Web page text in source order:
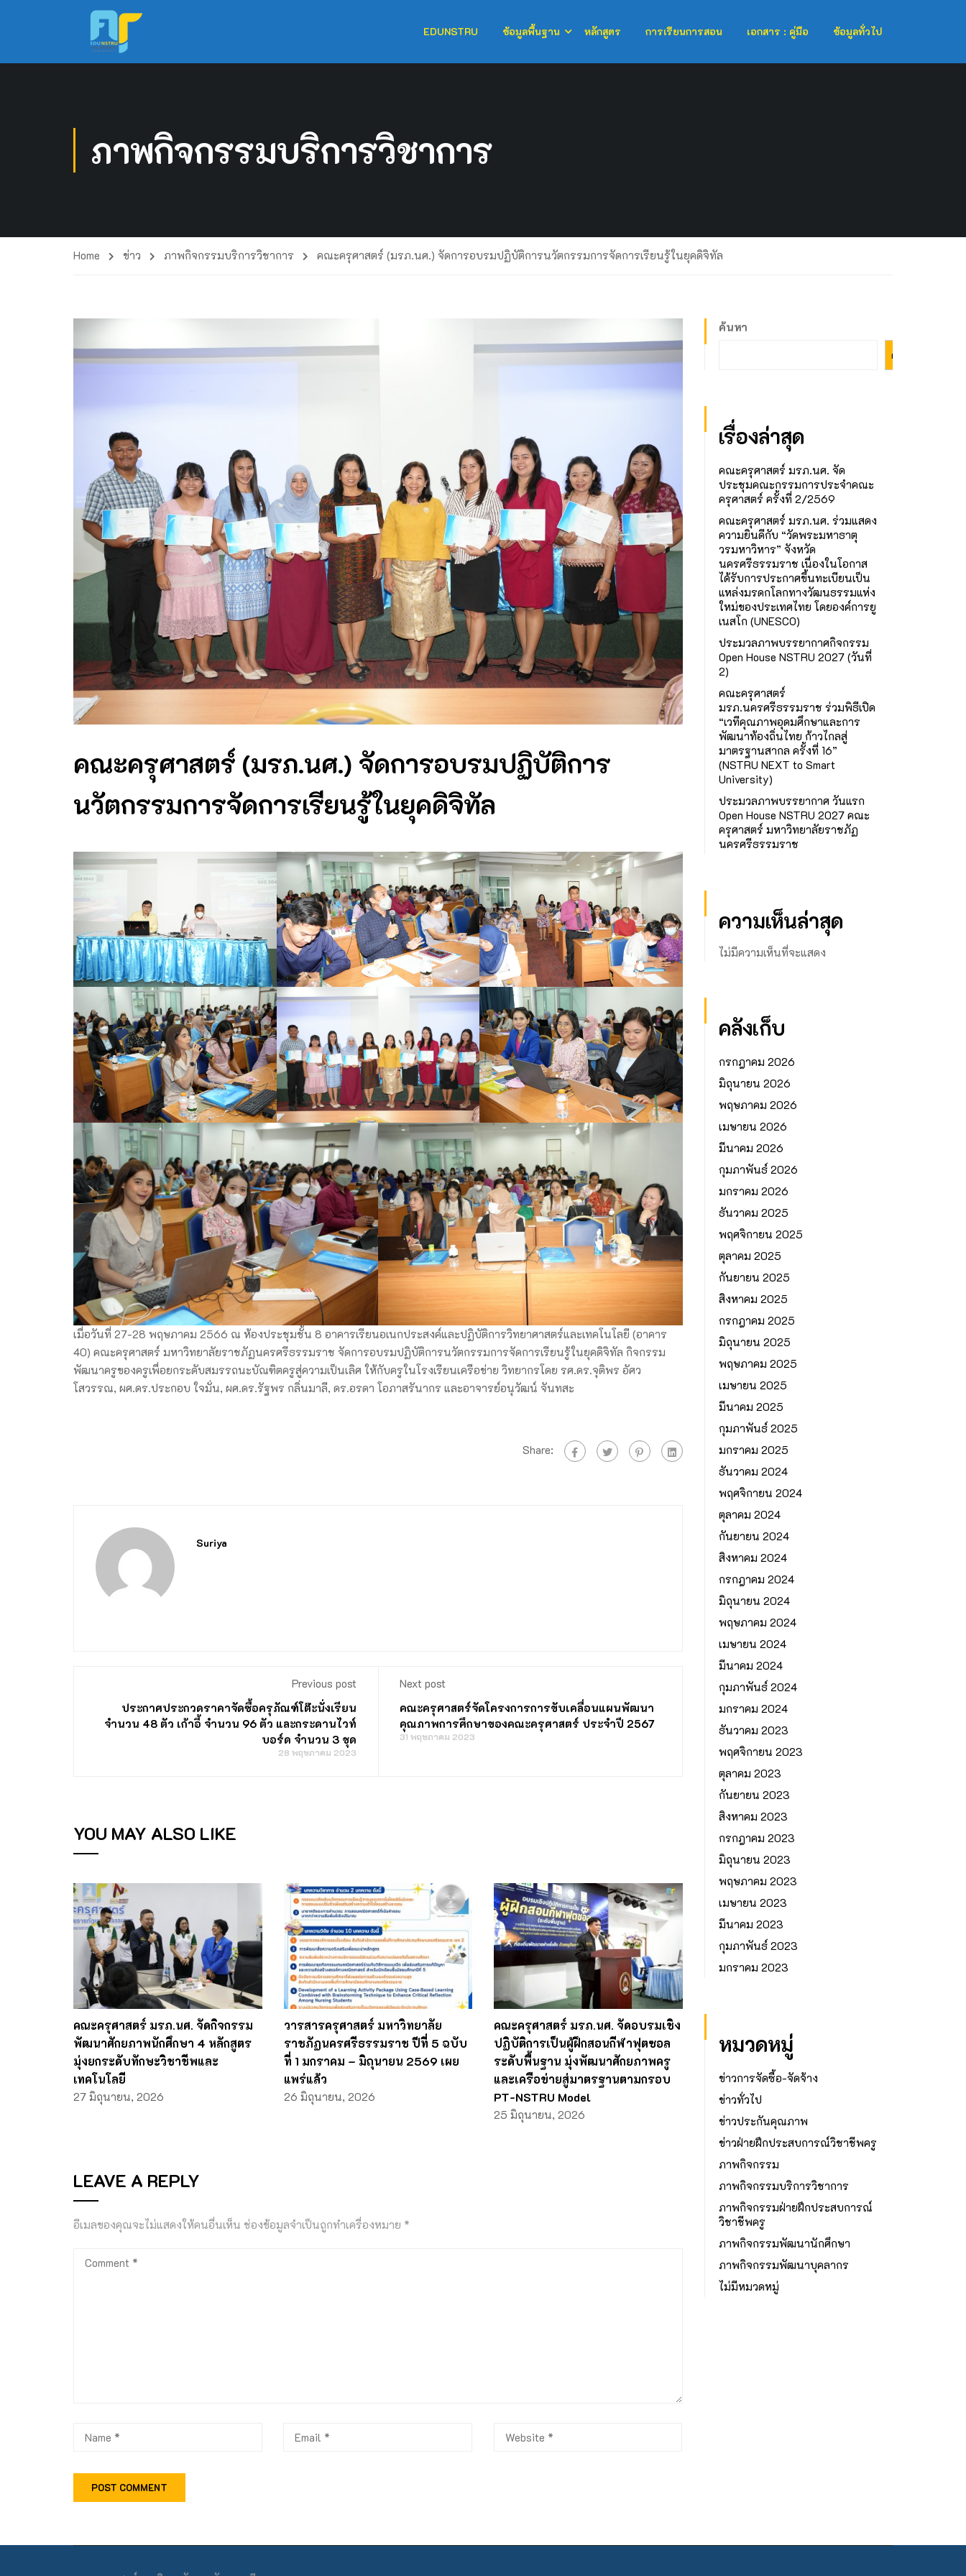
EDUNSTRU ข้อมูลพื้นฐาน หลักสูตร การเรียนการสอน เอกสาร : คู่มือ ข้อมูลทั่วไป
ภาพกิจกรรมบริการวิชาการ
Home ข่าว ภาพกิจกรรมบริการวิชาการ คณะครุศาสตร์ (มรภ.นศ.) จัดการอบรมปฏิบัติการนวัตกรรมการจัดการเรียนรู้ในยุคดิจิทัล
คณะครุศาสตร์ (มรภ.นศ.) จัดการอบรมปฏิบัติการ
นวัตกรรมการจัดการเรียนรู้ในยุคดิจิทัล
เมื่อวันที่ 27-28 พฤษภาคม 2566 ณ ห้องประชุมชั้น 8 อาคารเรียนอเนกประสงค์และปฏิบัติการวิทยาศาสตร์และเทคโนโลยี (อาคาร
40) คณะครุศาสตร์ มหาวิทยาลัยราชภัฏนครศรีธรรมราช จัดการอบรมปฏิบัติการนวัตกรรมการจัดการเรียนรู้ในยุคดิจิทัล กิจกรรม
พัฒนาครูของครูเพื่อยกระดับสมรรถนะบัณฑิตครูสู่ความเป็นเลิศ ให้กับครูในโรงเรียนเครือข่าย วิทยากรโดย รศ.ดร.จุติพร อัศว
โสวรรณ, ผศ.ดร.ประกอบ ใจมั่น, ผศ.ดร.รัฐพร กลิ่นมาลี, ดร.อรดา โอภาสรันากร และอาจารย์อนุวัฒน์ จันทสะ
Share:
Suriya
Previous post
ประกาศประกวดราคาจัดซื้อครุภัณฑ์โต๊ะนั่งเรียน
จำนวน 48 ตัว เก้าอี้ จำนวน 96 ตัว และกระดานไวท์
บอร์ด จำนวน 3 ชุด
28 พฤษภาคม 2023
Next post
คณะครุศาสตร์จัดโครงการการขับเคลื่อนแผนพัฒนา
คุณภาพการศึกษาของคณะครุศาสตร์ ประจำปี 2567
31 พฤษภาคม 2023
YOU MAY ALSO LIKE
คณะครุศาสตร์ มรภ.นศ. จัดกิจกรรม
พัฒนาศักยภาพนักศึกษา 4 หลักสูตร
มุ่งยกระดับทักษะวิชาชีพและ
เทคโนโลยี
27 มิถุนายน, 2026
วารสารครุศาสตร์ มหาวิทยาลัย
ราชภัฏนครศรีธรรมราช ปีที่ 5 ฉบับ
ที่ 1 มกราคม – มิถุนายน 2569 เผย
แพร่แล้ว
26 มิถุนายน, 2026
คณะครุศาสตร์ มรภ.นศ. จัดอบรมเชิง
ปฏิบัติการเป็นผู้ฝึกสอนกีฬาฟุตซอล
ระดับพื้นฐาน มุ่งพัฒนาศักยภาพครู
และเครือข่ายสู่มาตรฐานตามกรอบ
PT-NSTRU Model
25 มิถุนายน, 2026
LEAVE A REPLY
อีเมลของคุณจะไม่แสดงให้คนอื่นเห็น ช่องข้อมูลจำเป็นถูกทำเครื่องหมาย *
ค้นหา
ค้นหา
เรื่องล่าสุด
คณะครุศาสตร์ มรภ.นศ. จัด
ประชุมคณะกรรมการประจำคณะ
ครุศาสตร์ ครั้งที่ 2/2569
คณะครุศาสตร์ มรภ.นศ. ร่วมแสดง
ความยินดีกับ “วัดพระมหาธาตุ
วรมหาวิหาร” จังหวัด
นครศรีธรรมราช เนื่องในโอกาส
ได้รับการประกาศขึ้นทะเบียนเป็น
แหล่งมรดกโลกทางวัฒนธรรมแห่ง
ใหม่ของประเทศไทย โดยองค์การยู
เนสโก (UNESCO)
ประมวลภาพบรรยากาศกิจกรรม
Open House NSTRU 2027 (วันที่
2)
คณะครุศาสตร์
มรภ.นครศรีธรรมราช ร่วมพิธีเปิด
“เวทีคุณภาพอุดมศึกษาและการ
พัฒนาท้องถิ่นไทย ก้าวไกลสู่
มาตรฐานสากล ครั้งที่ 16”
(NSTRU NEXT to Smart
University)
ประมวลภาพบรรยากาศ วันแรก
Open House NSTRU 2027 คณะ
ครุศาสตร์ มหาวิทยาลัยราชภัฏ
นครศรีธรรมราช
ความเห็นล่าสุด
ไม่มีความเห็นที่จะแสดง
คลังเก็บ
กรกฎาคม 2026
มิถุนายน 2026
พฤษภาคม 2026
เมษายน 2026
มีนาคม 2026
กุมภาพันธ์ 2026
มกราคม 2026
ธันวาคม 2025
พฤศจิกายน 2025
ตุลาคม 2025
กันยายน 2025
สิงหาคม 2025
กรกฎาคม 2025
มิถุนายน 2025
พฤษภาคม 2025
เมษายน 2025
มีนาคม 2025
กุมภาพันธ์ 2025
มกราคม 2025
ธันวาคม 2024
พฤศจิกายน 2024
ตุลาคม 2024
กันยายน 2024
สิงหาคม 2024
กรกฎาคม 2024
มิถุนายน 2024
พฤษภาคม 2024
เมษายน 2024
มีนาคม 2024
กุมภาพันธ์ 2024
มกราคม 2024
ธันวาคม 2023
พฤศจิกายน 2023
ตุลาคม 2023
กันยายน 2023
สิงหาคม 2023
กรกฎาคม 2023
มิถุนายน 2023
พฤษภาคม 2023
เมษายน 2023
มีนาคม 2023
กุมภาพันธ์ 2023
มกราคม 2023
หมวดหมู่
ข่าวการจัดซื้อ-จัดจ้าง
ข่าวทั่วไป
ข่าวประกันคุณภาพ
ข่าวฝ่ายฝึกประสบการณ์วิชาชีพครู
ภาพกิจกรรม
ภาพกิจกรรมบริการวิชาการ
ภาพกิจกรรมฝ่ายฝึกประสบการณ์
วิชาชีพครู
ภาพกิจกรรมพัฒนานักศึกษา
ภาพกิจกรรมพัฒนาบุคลากร
ไม่มีหมวดหมู่